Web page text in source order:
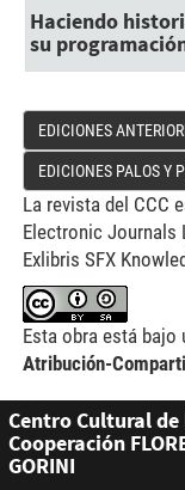
Haciendo
su
EDICIONES
EDICIONES PALOS Y
La revista del CCC
Electronic Journals
Exlibris SFX
Esta obra está bajo
Atribución-
Centro Cultural de
Cooperación
GORINI